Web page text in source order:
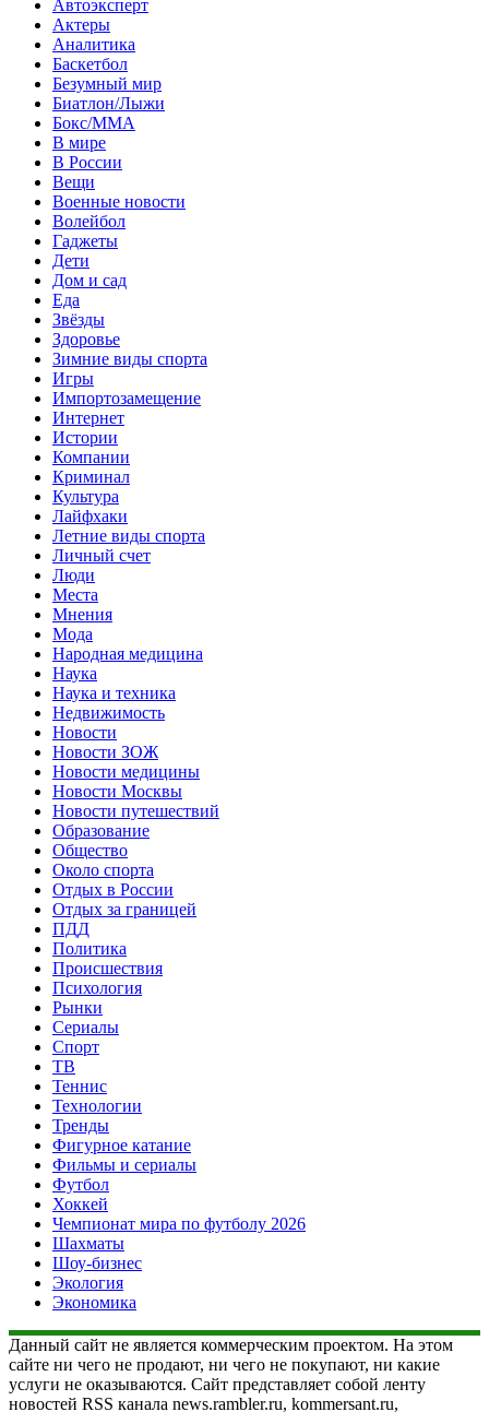
Автоэксперт
Актеры
Аналитика
Баскетбол
Безумный мир
Биатлон/Лыжи
Бокс/MMA
В мире
В России
Вещи
Военные новости
Волейбол
Гаджеты
Дети
Дом и сад
Еда
Звёзды
Здоровье
Зимние виды спорта
Игры
Импортозамещение
Интернет
Истории
Компании
Криминал
Культура
Лайфхаки
Летние виды спорта
Личный счет
Люди
Места
Мнения
Мода
Народная медицина
Наука
Наука и техника
Недвижимость
Новости
Новости ЗОЖ
Новости медицины
Новости Москвы
Новости путешествий
Образование
Общество
Около спорта
Отдых в России
Отдых за границей
ПДД
Политика
Происшествия
Психология
Рынки
Сериалы
Спорт
ТВ
Теннис
Технологии
Тренды
Фигурное катание
Фильмы и сериалы
Футбол
Хоккей
Чемпионат мира по футболу 2026
Шахматы
Шоу-бизнес
Экология
Экономика
Данный сайт не является коммерческим проектом. На этом
сайте ни чего не продают, ни чего не покупают, ни какие
услуги не оказываются. Сайт представляет собой ленту
новостей RSS канала news.rambler.ru, kommersant.ru,